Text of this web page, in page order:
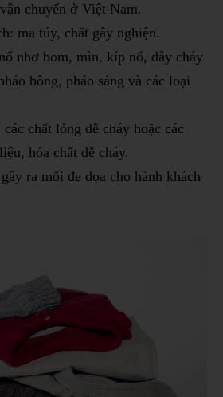
chuyển ở Việt Nam.
ma túy, chất gây nghiện.
nhơ bom, mìn, kíp nổ, dây cháy
bông, pháo sáng và các loại
chất lỏng dễ cháy hoặc các
hóa chất dễ cháy.
ra mối đe dọa cho hành khách